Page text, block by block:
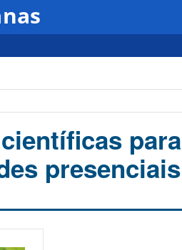
para
presenciais